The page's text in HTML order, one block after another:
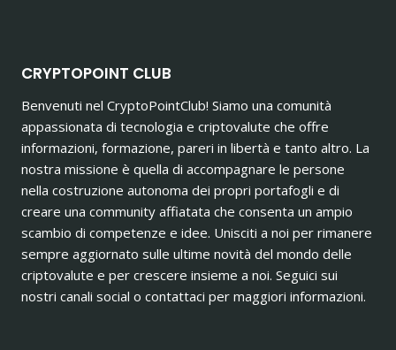
CRYPTOPOINT CLUB
Benvenuti nel CryptoPointClub! Siamo una comunità
appassionata di tecnologia e criptovalute che offre
informazioni, formazione, pareri in libertà e tanto altro. La
nostra missione è quella di accompagnare le persone
nella costruzione autonoma dei propri portafogli e di
creare una community affiatata che consenta un ampio
scambio di competenze e idee. Unisciti a noi per rimanere
sempre aggiornato sulle ultime novità del mondo delle
criptovalute e per crescere insieme a noi. Seguici sui
nostri canali social o contattaci per maggiori informazioni.